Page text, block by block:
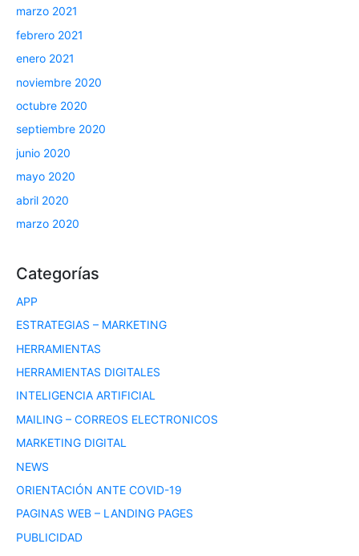
marzo 2021
febrero 2021
enero 2021
noviembre 2020
octubre 2020
septiembre 2020
junio 2020
mayo 2020
abril 2020
marzo 2020
Categorías
APP
ESTRATEGIAS – MARKETING
HERRAMIENTAS
HERRAMIENTAS DIGITALES
INTELIGENCIA ARTIFICIAL
MAILING – CORREOS ELECTRONICOS
MARKETING DIGITAL
NEWS
ORIENTACIÓN ANTE COVID-19
PAGINAS WEB – LANDING PAGES
PUBLICIDAD